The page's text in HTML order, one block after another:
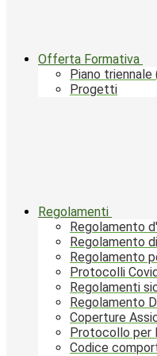
Offerta Formativa
Piano triennale
Progetti
Regolamenti
Regolamento
Regolamento
Regolamento
Protocolli Covid
Regolamenti
Regolamento
Coperture
Protocollo per
Codice